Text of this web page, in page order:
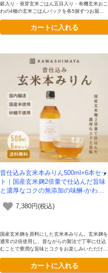
穀入り・発芽玄米ごはん五目入り・有機玄米おこ
わの4種の玄米ごはんパックを各5個ずつお届
手軽に楽しめます。カートに入れる
昔仕込み玄米本みりん500ml×6本セッ
ト｜国産玄米麹2倍量で仕込んだ旨味
と濃厚なコクの無添加の味醂-かわし
7,380円(税込)
国産玄米麹を原料にした玄米本みりん。玄米麹を
通常の2倍使用し、昔ながらの製法で丁寧に仕込
むことで豊潤な旨味とコクをお楽しみいただけま
カートに入れる